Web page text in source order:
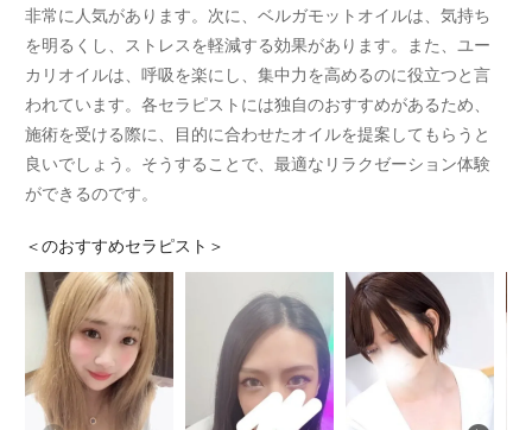
非常に人気があります。次に、ベルガモットオイルは、気持ち
を明るくし、ストレスを軽減する効果があります。また、ユー
カリオイルは、呼吸を楽にし、集中力を高めるのに役立つと言
われています。各セラピストには独自のおすすめがあるため、
施術を受ける際に、目的に合わせたオイルを提案してもらうと
良いでしょう。そうすることで、最適なリラクゼーション体験
ができるのです。
＜のおすすめセラピスト＞